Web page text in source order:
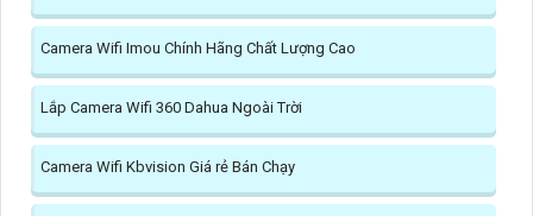
Camera Wifi Imou Chính Hãng Chất Lượng Cao
Lắp Camera Wifi 360 Dahua Ngoài Trời
Camera Wifi Kbvision Giá rẻ Bán Chạy